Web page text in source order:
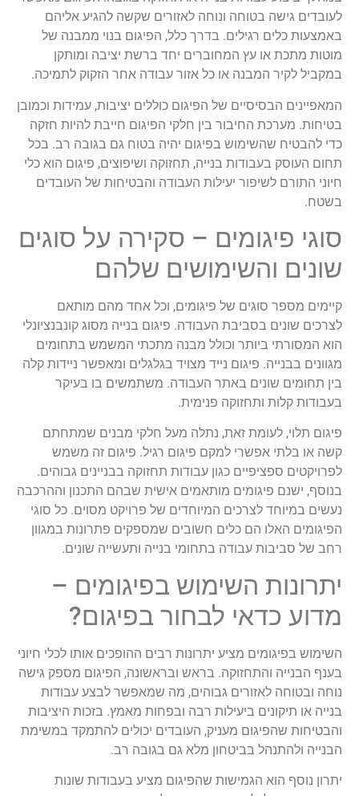
לעובדים גישה בטוחה ונוחה לאזורים שקשה להגיע אליהם
באמצעות כלים רגילים. בדרך כלל, הפיגום בנוי ממבנה של
מוטות מתכת או עץ המחוברים יחד ברשת יציבה ומותקן
במקביל לקיר המבנה או כל אזור עבודה אחר הזקוק לתמיכה.
המאפיינים הבסיסיים של הפיגום כוללים יציבות, עמידות וכמובן
בטיחות. מערכת החיבור בין חלקי הפיגום חייבת להיות חזקה
כדי להבטיח שהשימוש בפיגום יהיה בטוח גם בגובה רב. בכל
תחום העוסק בעבודות בנייה, תחזוקה ושיפוצים, פיגום הוא כלי
חיוני התורם לשיפור יעילות העבודה והבטיחות של העובדים
בשטח.
סוגי פיגומים – סקירה על סוגים
שונים והשימושים שלהם
קיימים מספר סוגים של פיגומים, וכל אחד מהם מותאם
לצרכים שונים בסביבת העבודה. פיגום בנייה מסוג קונבנציונלי
הוא המסורתי ביותר וכולל מבנה מתכתי המשמש בתחומים
מגוונים בבנייה. פיגום נייד מצויד בגלגלים ומאפשר ניידות קלה
בין תחומים שונים באתר העבודה. משתמשים בו בעיקר
בעבודות קלות ותחזוקה פנימית.
פיגום תלוי, לעומת זאת, נתלה מעל חלקי מבנים שמתחתם
קשה או בלתי אפשרי למקם פיגום רגיל. פיגום זה משמש
לפרויקטים ספציפיים כגון עבודות תחזוקה בבניינים גבוהים.
בנוסף, ישנם פיגומים מותאמים אישית שבהם התכנון וההרכבה
נעשים במיוחד לצרכים המיוחדים של פרויקט מסוים. כל סוגי
הפיגומים האלו הם כלים חשובים שמספקים פתרונות במגוון
רחב של סביבות עבודה בתחומי בנייה ותעשייה שונים.
יתרונות השימוש בפיגומים –
מדוע כדאי לבחור בפיגום?
השימוש בפיגומים מציע יתרונות רבים ההופכים אותו לכלי חיוני
בענף הבנייה והתחזוקה. בראש ובראשונה, הפיגום מספק גישה
נוחה ובטוחה לאזורים גבוהים, מה שמאפשר לבצע עבודות
בנייה או תיקונים ביעילות רבה ובפחות מאמץ. בזכות היציבות
והבטיחות שהפיגום מעניק, העובדים יכולים להתמקד במשימת
הבנייה ולהתנהל בביטחון מלא גם בגובה רב.
יתרון נוסף הוא הגמישות שהפיגום מציע בעבודות שונות